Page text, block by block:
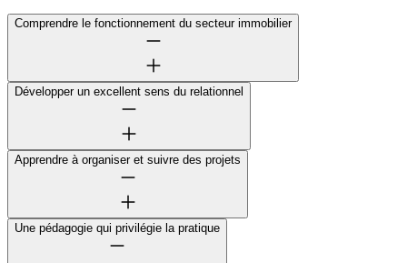
Comprendre le fonctionnement du secteur immobilier
Développer un excellent sens du relationnel
Apprendre à organiser et suivre des projets
Une pédagogie qui privilégie la pratique